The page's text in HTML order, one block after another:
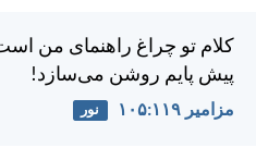
كلام تو چراغ راهنمای من
پيش پايم روشن می‌سازد!
مزامير ۱۱۹:‏۱۰۵ نور